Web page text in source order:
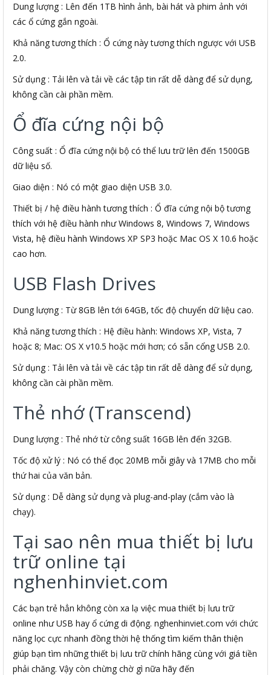
Dung lượng : Lên đến 1TB hình ảnh, bài hát và phim ảnh với
các ổ cứng gắn ngoài.
Khả năng tương thích : Ổ cứng này tương thích ngược với USB
2.0.
Sử dụng : Tải lên và tải về các tập tin rất dễ dàng để sử dụng,
không cần cài phần mềm.
Ổ đĩa cứng nội bộ
Công suất : Ổ đĩa cứng nội bộ có thể lưu trữ lên đến 1500GB
dữ liệu số.
Giao diện : Nó có một giao diện USB 3.0.
Thiết bị / hệ điều hành tương thích : Ổ đĩa cứng nội bộ tương
thích với hệ điều hành như Windows 8, Windows 7, Windows
Vista, hệ điều hành Windows XP SP3 hoặc Mac OS X 10.6 hoặc
cao hơn.
USB Flash Drives
Dung lượng : Từ 8GB lên tới 64GB, tốc độ chuyển dữ liệu cao.
Khả năng tương thích : Hệ điều hành: Windows XP, Vista, 7
hoặc 8; Mac: OS X v10.5 hoặc mới hơn; có sẵn cổng USB 2.0.
Sử dụng : Tải lên và tải về các tập tin rất dễ dàng để sử dụng,
không cần cài phần mềm.
Thẻ nhớ (Transcend)
Dung lượng : Thẻ nhớ từ công suất 16GB lên đến 32GB.
Tốc độ xử lý : Nó có thể đọc 20MB mỗi giây và 17MB cho mỗi
thứ hai của văn bản.
Sử dụng : Dễ dàng sử dụng và plug-and-play (cắm vào là
chạy).
Tại sao nên mua thiết bị lưu
trữ online tại
nghenhinviet.com
Các bạn trẻ hẳn không còn xa lạ việc mua thiết bị lưu trữ
online như USB hay ổ cứng di động. nghenhinviet.com với chức
năng lọc cực nhanh đồng thời hệ thống tìm kiếm thân thiện
giúp bạn tìm những thiết bị lưu trữ chính hãng cùng với giá tiền
phải chăng. Vậy còn chừng chờ gì nữa hãy đến